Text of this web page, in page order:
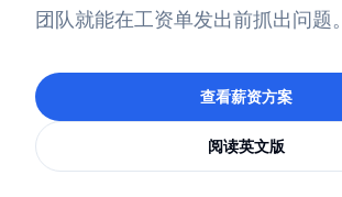
团队就能在工资单发出前抓出问题。
查看薪资方案
阅读英文版